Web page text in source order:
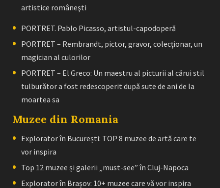
artistice româneşti
PORTRET. Pablo Picasso, artistul-capodoperă
PORTRET – Rembrandt, pictor, gravor, colecţionar, un
magician al culorilor
PORTRET – El Greco: Un maestru al picturii al cărui stil
tulburător a fost redescoperit după sute de ani de la
moartea sa
Muzee din Romania
Explorator în București: TOP 8 muzee de artă care te
vor inspira
Top 12 muzee și galerii „must-see” în Cluj-Napoca
Explorator în Brașov: 10+ muzee care vă vor inspira